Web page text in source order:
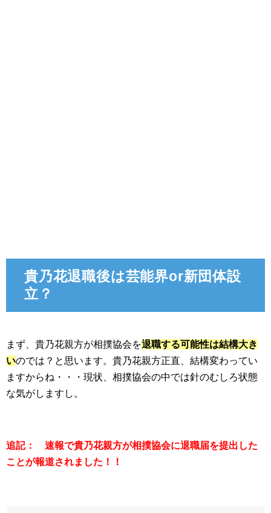
貴乃花退職後は芸能界or新団体設
立？
まず、貴乃花親方が相撲協会を退職する可能性は結構大き
いのでは？と思います。貴乃花親方正直、結構変わってい
ますからね・・・現状、相撲協会の中では針のむしろ状態
な気がしますし。
追記：
速報で貴乃花親方が相撲協会に退職届を提出した
ことが報道されました！！